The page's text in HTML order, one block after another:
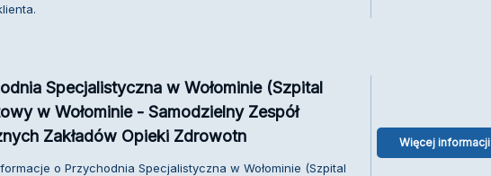
Specjalistyczna w Wołominie (Szpital
w Wołominie - Samodzielny Zespół
Zakładów Opieki Zdrowotn
o Przychodnia Specjalistyczna w Wołominie (Szpital
Więcej informacji